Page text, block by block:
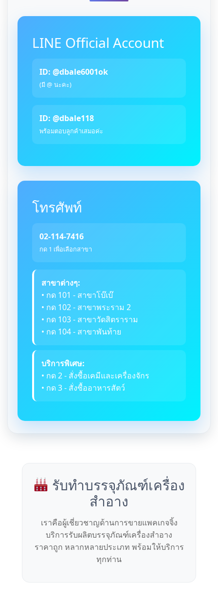
LINE Official Account
ID: @dbale6001ok
(มี @ นะคะ)
ID: @dbale118
พร้อมตอบลูกค้าเสมอค่ะ
โทรศัพท์
02-114-7416
กด 1 เพื่อเลือกสาขา
สาขาต่างๆ:
• กด 101 - สาขาโบ๊เบ๊
• กด 102 - สาขาพระราม 2
• กด 103 - สาขาวัดสิตราราม
• กด 104 - สาขาพันท้าย
บริการพิเศษ:
• กด 2 - สั่งซื้อเคมีและเครื่องจักร
• กด 3 - สั่งซื้ออาหารสัตว์
รับทำบรรจุภัณฑ์เครื่อง
สำอาง
เราคือผู้เชี่ยวชาญด้านการขายแพคเกจจิ้ง
บริการรับผลิตบรรจุภัณฑ์เครื่องสำอาง
ราคาถูก หลากหลายประเภท พร้อมให้บริการ
ทุกท่าน